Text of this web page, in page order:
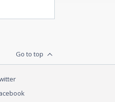
Go to top